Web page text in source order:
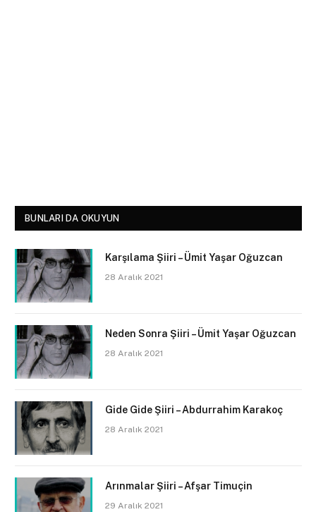
BUNLARI DA OKUYUN
Karşılama Şiiri – Ümit Yaşar Oğuzcan
28 Aralık 2021
Neden Sonra Şiiri – Ümit Yaşar Oğuzcan
28 Aralık 2021
Gide Gide Şiiri – Abdurrahim Karakoç
28 Aralık 2021
Arınmalar Şiiri – Afşar Timuçin
29 Aralık 2021